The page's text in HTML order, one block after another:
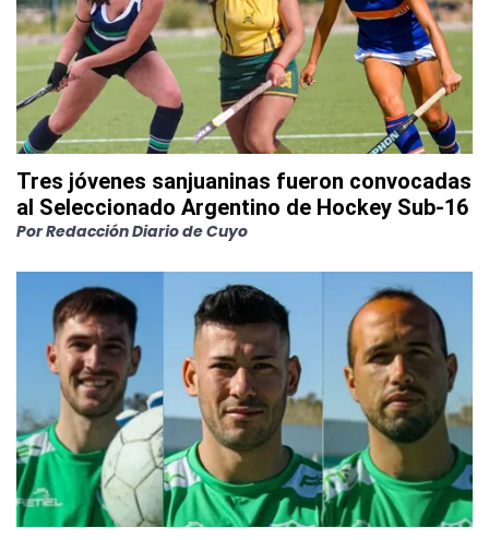
Tres jóvenes sanjuaninas fueron convocadas
al Seleccionado Argentino de Hockey Sub-16
PorRedacción Diario de Cuyo